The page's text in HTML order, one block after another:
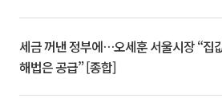
세금 꺼낸 정부에…오세훈 서울시장 “집
해법은 공급” [종합]